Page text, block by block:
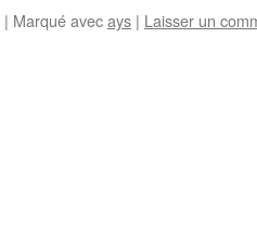
| Marqué avecays | Laisser un